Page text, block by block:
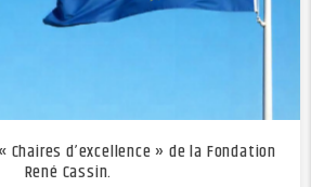
Chaires d’excellence » de la Fondation
René Cassin.